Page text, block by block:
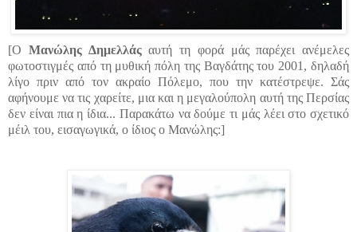
[Ο Μανώλης Δημελλάςαυτή τη φορά μάς παρέχει ανέμελες
φωτοστιγμές από τη μυθική πόλη της Βαγδάτης του 2001, δηλαδή
λίγο πριν από τον ακραίο Πόλεμο, που την κατέστρεψε. Σάς
αφήνουμε να τις χαρείτε, μια και η μεγαλούπολη αυτή της Περσίας
δεν είναι πια η ίδια... Παρακάτω να δούμε τι μάς λέει στο σχετικό
μέιλ του, εισαγωγικά, ο ίδιος ο Μανώλης:]